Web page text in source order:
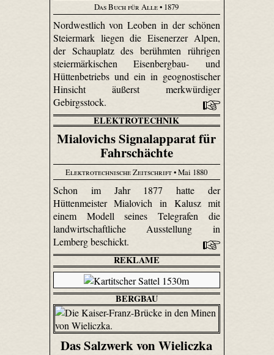
Das Buch für Alle• 1879
Nordwestlich von Leoben in der schönen
Steiermark liegen die Eisenerzer Alpen,
der Schauplatz des berühmten rührigen
steiermärkischen Eisen­berg­bau- und
Hütten­betriebs und ein in geo­gnosti­scher
Hinsicht äußerst merkwürdiger
Gebirgsstock.
ELEKTROTECHNIK
Mialovichs Signalapparat für
Fahrschächte
Elektrotechnische Zeitschrift• Mai 1880
Schon im Jahr 1877 hatte der
Hüttenmeister Mialovich in Kalusz mit
einem Modell seines Telegrafen die
landwirtschaftliche Ausstellung in
Lemberg beschickt.
REKLAME
BERGBAU
Das Salzwerk von Wieliczka